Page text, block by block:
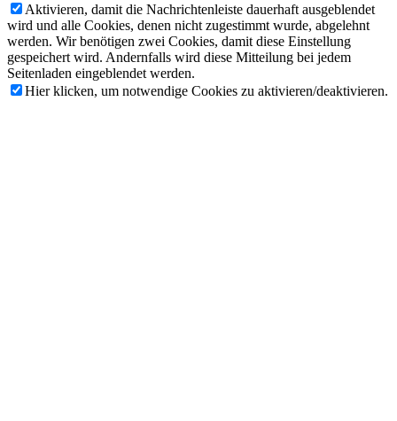
Aktivieren, damit die Nachrichtenleiste dauerhaft ausgeblendet
wird und alle Cookies, denen nicht zugestimmt wurde, abgelehnt
werden. Wir benötigen zwei Cookies, damit diese Einstellung
gespeichert wird. Andernfalls wird diese Mitteilung bei jedem
Seitenladen eingeblendet werden.
Hier klicken, um notwendige Cookies zu aktivieren/deaktivieren.